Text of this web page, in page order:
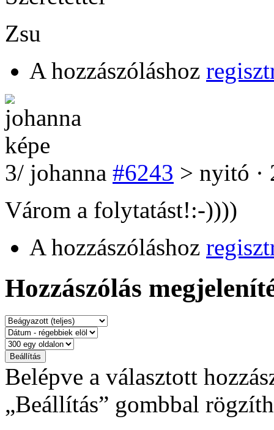
Zsu
A hozzászóláshoz
3/ johanna #6243 > nyitó ·
Várom a folytatást!:-))))
A hozzászóláshoz
Hozzászólás
Belépve a választott
„Beállítás” gombbal